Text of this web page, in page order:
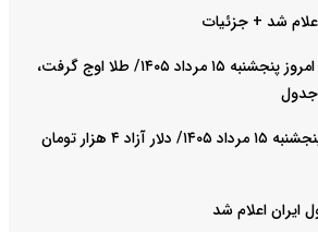
شد + جزئیات
آخرین قیمت طلا و سکه امروز پنجشنبه ۱۵ مرداد ۱۴۰۵/ طلا اوج گرفت،
آخرین قیمت دلار امروز پنجشنبه ۱۵ مرداد ۱۴۰۵/ دلار آزاد ۴ هزار تومان
ایران اعلام شد